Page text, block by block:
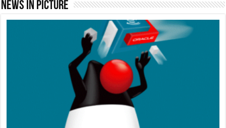
News In Picture